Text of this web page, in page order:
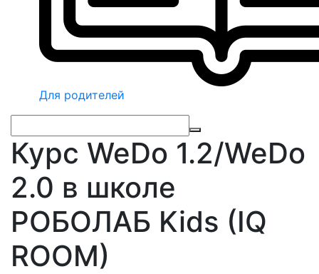
Для родителей
Курс WeDo 1.2/WeDo
2.0 в школе
РОБОЛАБ Kids (IQ
ROOM)